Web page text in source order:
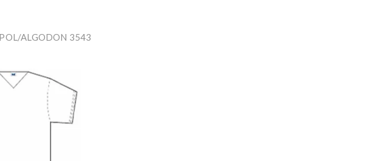
ALGODON 3543